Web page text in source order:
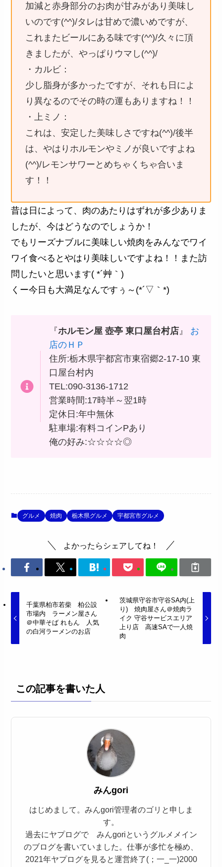
加減と赤身部分のお肉が甘みがあり美味し
いのです(^^)/タレは甘めで濃いめですが、
これまたビールにある味です(^^)/久々に頂
きましたが、やっぱりウマし(^^)/
・カルビ：
少し脂身が多かったですが、それも日によ
り異なるのでその時の運もありますね！！
・上ミノ：
これは、安定した美味しさですね(^^)/後半
は、やはりホルモンやミノが良いですよね
(^^)/レモンサワーとめちゃくちゃ合いま
す！！
昔は日によって、肉のあたりはずれが多少ありま
したが、今はどうなのでしょうか！
でもリーズナブルに美味しい焼肉をみんなでワイ
ワイ食べるとやはり美味しいですよね！！また訪
問したいと思います( *´艸｀)
くー今日も大満足なんですぅ～(*´▽｀*)
『ホルモン屋 壺亭 東口屋台村店』 お
店のＨＰ
住所:栃木県宇都宮市東宿郷2-17-10 東
口屋台村内
TEL:090-3136-1712
営業時間:17時半～翌1時
定休日:年中無休
駐車場:有料コインPあり
俺の好み:☆☆☆☆◎
グルメ 焼肉 栃木県グルメ 宇都宮市グルメ
よかったらシェアしてね！
千葉県柏市若柴 柏公設
市場内 ラーメン屋さん
＠中華そば れもん 人気
の白河ラーメンのお店
茨城県守谷市守谷SA内(上
り) 焼肉屋さん＠焼肉ラ
イク 守谷サービスエリア
上り店 高速SAで一人焼
肉
この記事を書いた人
みんgori
はじめまして。みんgori管理者のゴリと申しま
す。
過去にヤプログで みんgoriというグルメメイン
のブログを書いていました。仕事が多忙を極め、
2021年ヤプログを見ると運営終了(；一_一)2000